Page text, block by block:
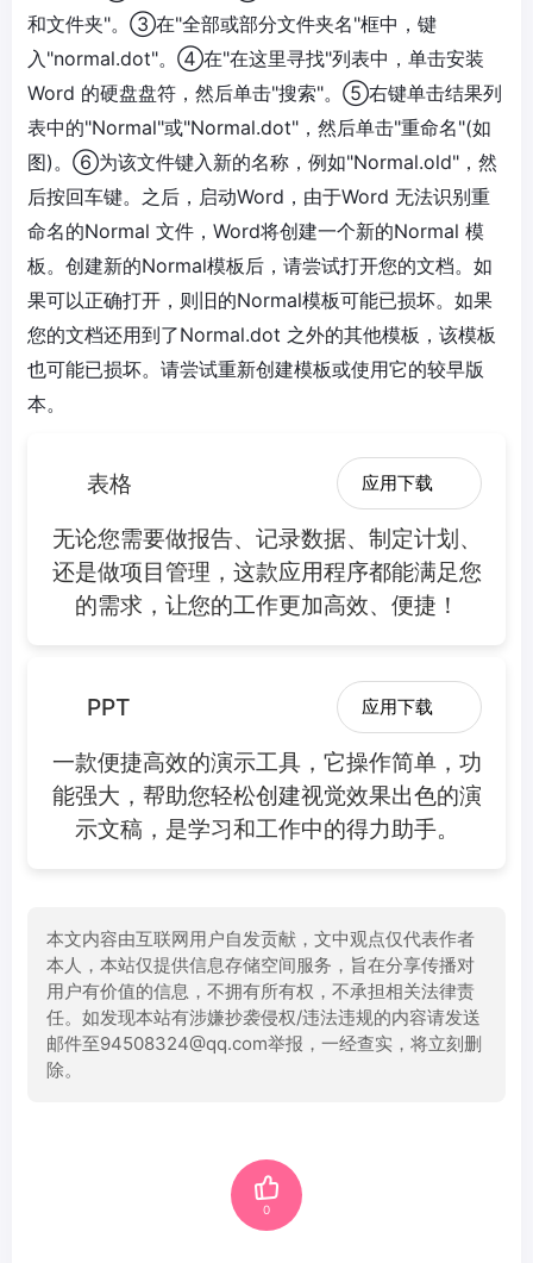
和文件夹"。③在"全部或部分文件夹名"框中，键
入"normal.dot"。④在"在这里寻找"列表中，单击安装
Word 的硬盘盘符，然后单击"搜索"。⑤右键单击结果列
表中的"Normal"或"Normal.dot"，然后单击"重命名"(如
图)。⑥为该文件键入新的名称，例如"Normal.old"，然
后按回车键。之后，启动Word，由于Word 无法识别重
命名的Normal 文件，Word将创建一个新的Normal 模
板。创建新的Normal模板后，请尝试打开您的文档。如
果可以正确打开，则旧的Normal模板可能已损坏。如果
您的文档还用到了Normal.dot 之外的其他模板，该模板
也可能已损坏。请尝试重新创建模板或使用它的较早版
本。
表格 应用下载
无论您需要做报告、记录数据、制定计划、
还是做项目管理，这款应用程序都能满足您
的需求，让您的工作更加高效、便捷！
PPT 应用下载
一款便捷高效的演示工具，它操作简单，功
能强大，帮助您轻松创建视觉效果出色的演
示文稿，是学习和工作中的得力助手。
本文内容由互联网用户自发贡献，文中观点仅代表作者
本人，本站仅提供信息存储空间服务，旨在分享传播对
用户有价值的信息，不拥有所有权，不承担相关法律责
任。如发现本站有涉嫌抄袭侵权/违法违规的内容请发送
邮件至94508324@qq.com举报，一经查实，将立刻删
除。
0